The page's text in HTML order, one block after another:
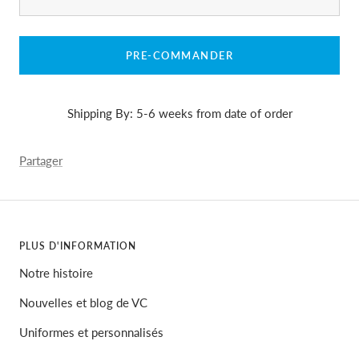
PRE-COMMANDER
Shipping By: 5-6 weeks from date of order
Partager
PLUS D'INFORMATION
Notre histoire
Nouvelles et blog de VC
Uniformes et personnalisés